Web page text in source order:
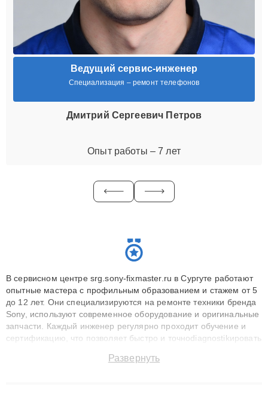
Ведущий сервис-инженер
Специализация – ремонт телефонов
Дмитрий Сергеевич Петров
Опыт работы – 7 лет
В сервисном центре srg.sony-fixmaster.ru в Сургуте работают
опытные мастера с профильным образованием и стажем от 5
до 12 лет. Они специализируются на ремонте техники бренда
Sony, используют современное оборудование и оригинальные
запчасти. Каждый инженер регулярно проходит обучение и
сертификацию, что позволяет быстро и точноdiagnostikировать
до 3 лет. Наши мастера решают сложные случаи: от замены
Развернуть